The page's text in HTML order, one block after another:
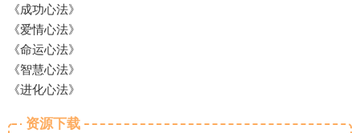
《成功心法》
《爱情心法》
《命运心法》
《智慧心法》
《进化心法》
资源下载